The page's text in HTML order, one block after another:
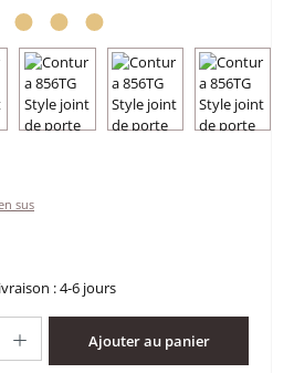
sus
: 4-6 jours
Ajouter au panier